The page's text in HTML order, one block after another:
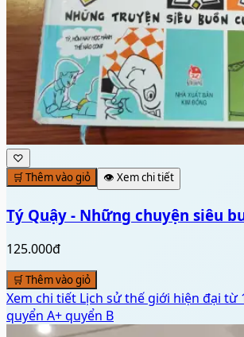
♡
🛒 Thêm vào giỏ
👁️ Xem chi tiết
Tý Quậy - Những chuyện siêu
125.000đ
🛒 Thêm vào giỏ
Xem chi tiết Lịch sử thế giới hiện đại từ
quyển A+ quyển B